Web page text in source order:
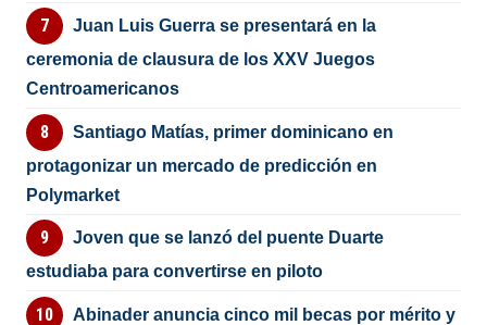
Juan Luis Guerra se presentará en la
ceremonia de clausura de los XXV Juegos
Centroamericanos
Santiago Matías, primer dominicano en
protagonizar un mercado de predicción en
Polymarket
Joven que se lanzó del puente Duarte
estudiaba para convertirse en piloto
Abinader anuncia cinco mil becas por mérito y